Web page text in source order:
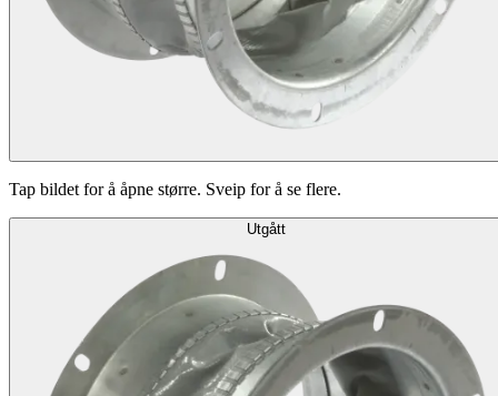
Tap bildet for å åpne større. Sveip for å se flere.
Utgått